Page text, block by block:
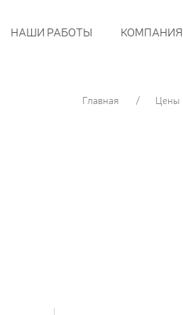
НАШИ РАБОТЫ КОМПАНИЯ
Главная Цены